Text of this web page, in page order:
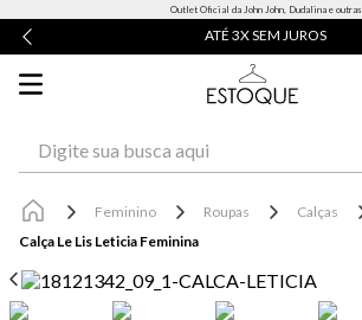
Outlet Oficial da John John, Dudalina e outras
ATÉ 3X SEM JUROS
Feminino Roupas
Calças
Calça Le Lis Leticia Feminina